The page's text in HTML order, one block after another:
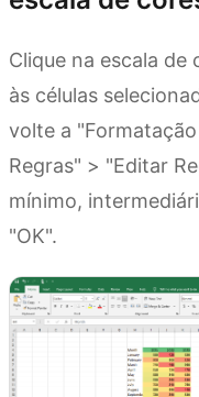
Clique na escala de
às células
volte a
Regras" > "Editar
mínimo,
"OK".